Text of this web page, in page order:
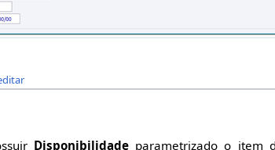
Disponibilidade parametrizado o item